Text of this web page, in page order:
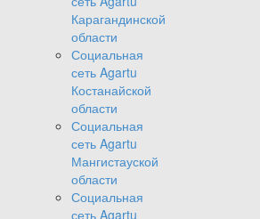
Карагандинской
области
Социальная
сеть Agartu
Костанайской
области
Социальная
сеть Agartu
Мангистауской
области
Социальная
сеть Agartu